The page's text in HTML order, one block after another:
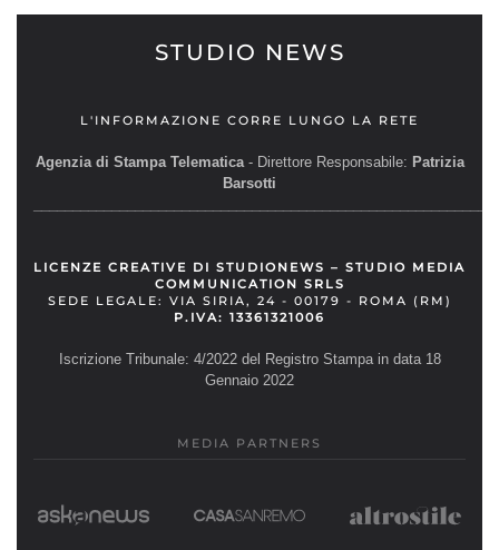
STUDIO NEWS
L'INFORMAZIONE CORRE LUNGO LA RETE
Agenzia di Stampa Telematica- Direttore Responsabile: Patrizia
Barsotti
LICENZE CREATIVE DI STUDIONEWS – STUDIO MEDIA
COMMUNICATION SRLS
SEDE LEGALE: VIA SIRIA, 24 - 00179 - ROMA (RM)
P.IVA: 13361321006
Iscrizione Tribunale: 4/2022 del Registro Stampa in data 18
Gennaio 2022
MEDIA PARTNERS